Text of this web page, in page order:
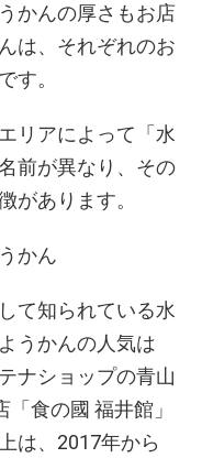
かんの厚さもお店
は、それぞれのお
す。
リアによって「水
前が異なり、その
があります。
かん
て知られている水
うかんの人気は
ナショップの青山
食の國 福井館」
は、2017年から